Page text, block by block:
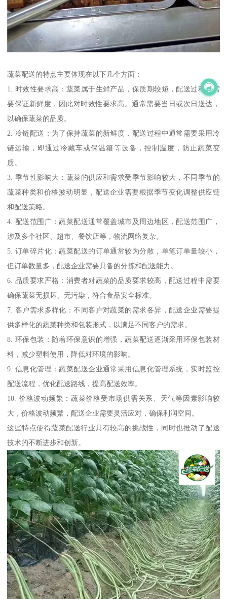
蔬菜配送的特点主要体现在以下几个方面：
1. 时效性要求高：蔬菜属于生鲜产品，保质期较短，配送过程中需
要保证新鲜度，因此对时效性要求高。通常需要当日或次日送达，
以确保蔬菜的品质。
2. 冷链配送：为了保持蔬菜的新鲜度，配送过程中通常需要采用冷
链运输，即通过冷藏车或保温箱等设备，控制温度，防止蔬菜变
质。
3. 季节性影响大：蔬菜的供应和需求受季节影响较大，不同季节的
蔬菜种类和价格波动明显，配送企业需要根据季节变化调整供应链
和配送策略。
4. 配送范围广：蔬菜配送通常覆盖城市及周边地区，配送范围广，
涉及多个社区、超市、餐饮店等，物流网络复杂。
5. 订单碎片化：蔬菜配送的订单通常较为分散，单笔订单量较小，
但订单数量多，配送企业需要具备的分拣和配送能力。
6. 品质要求严格：消费者对蔬菜的品质要求较高，配送过程中需要
确保蔬菜无损坏、无污染，符合食品安全标准。
7. 客户需求多样化：不同客户对蔬菜的需求各异，配送企业需要提
供多样化的蔬菜种类和包装形式，以满足不同客户的需求。
8. 环保包装：随着环保意识的增强，蔬菜配送逐渐采用环保包装材
料，减少塑料使用，降低对环境的影响。
9. 信息化管理：蔬菜配送企业通常采用信息化管理系统，实时监控
配送流程，优化配送路线，提高配送效率。
10. 价格波动频繁：蔬菜价格受市场供需关系、天气等因素影响较
大，价格波动频繁，配送企业需要灵活应对，确保利润空间。
这些特点使得蔬菜配送行业具有较高的挑战性，同时也推动了配送
技术的不断进步和创新。